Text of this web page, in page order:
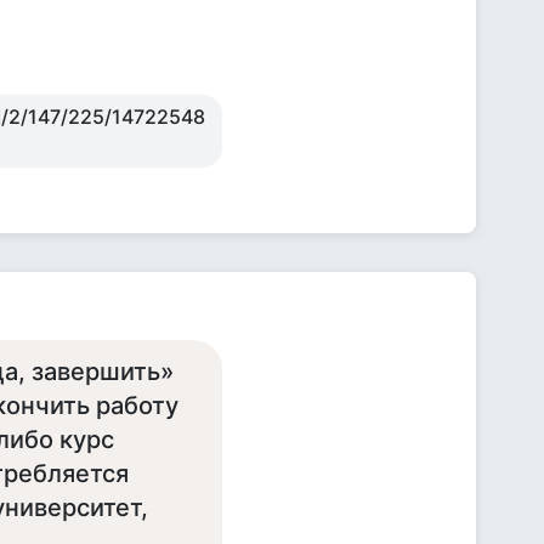
147/225/14722548
завершить»
работу
курс